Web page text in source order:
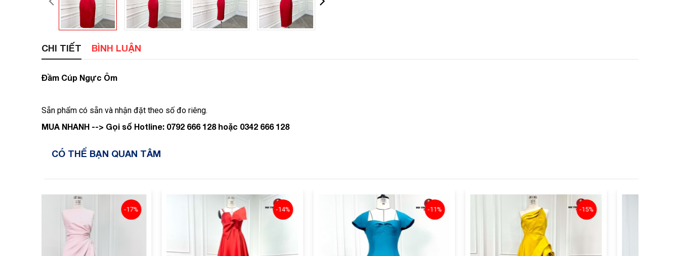
CHI TIẾT BÌNH LUẬN
Đầm Cúp Ngực Ôm
Sẵn phẩm có sẵn và nhận đặt theo số đo riêng.
MUA NHANH --> Gọi số Hotline: 0792 666 128 hoặc 0342 666 128
CÓ THỂ BẠN QUAN TÂM
-17% -14% -11% -15%